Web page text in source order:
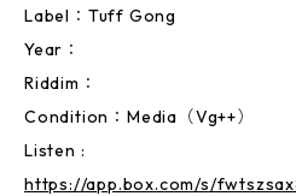
Label：Tuff Gong
Year：
Riddim：
Condition：Media（Vg++）
Listen :
https://app.box.com/s/